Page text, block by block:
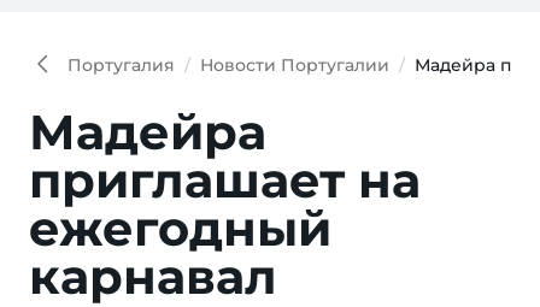
Португалия Новости Португалии Мадейра
Мадейра
приглашает на
ежегодный
карнавал